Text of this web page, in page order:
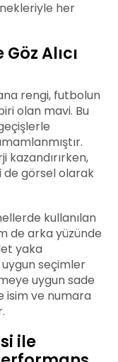
her
Alıcı
rengi, futbolun
olan mavi. Bu
kazandırırken,
de görsel olarak
kullanılan
de arka yüzünde
yaka
uygun seçimler
uygun sade
isim ve numara
ile